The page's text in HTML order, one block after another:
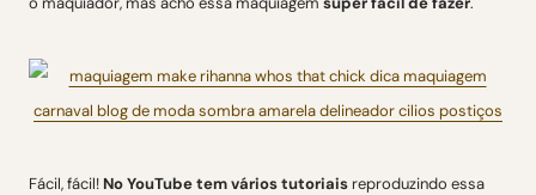
Fácil, fácil! No YouTube tem vários tutoriais reproduzindo essa